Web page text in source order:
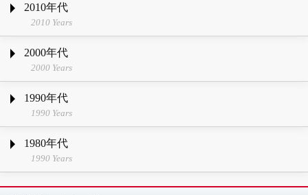
2010年代
2010 Years
2000年代
2000 Years
1990年代
1990 Years
1980年代
1990 Years